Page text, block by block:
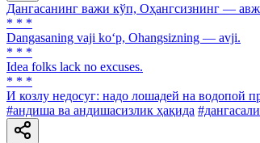
Дангасанинг важи кўп, Оҳангсизнинг —
* * *
Dangasaning vaji ko‘p, Ohangsizning — avji.
* * *
Idea folks lack no excuses.
* * *
И козлу недосуг: надо лошадей на водопой
#андиша ва андишасизлик ҳақида